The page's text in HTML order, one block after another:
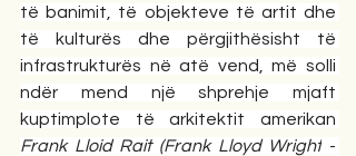
të banimit, të objekteve të artit dhe
të kulturës dhe përgjithësisht të
infrastrukturës në atë vend, më solli
ndër mend një shprehje mjaft
Frank Lloid Rait (Frank Lloyd Wright